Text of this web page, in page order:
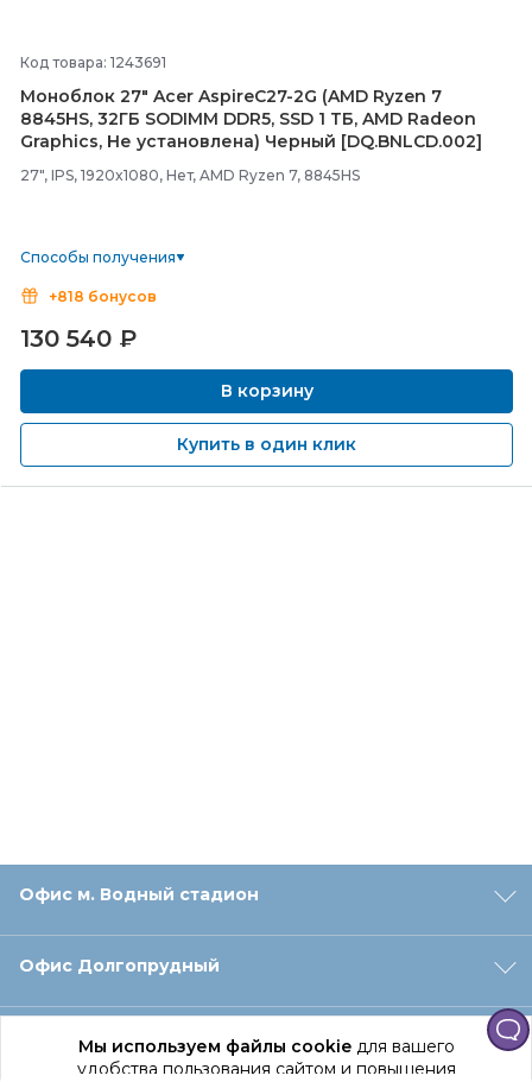
Мы используем файлы cookieдля вашего
удобства пользования сайтом и повышения
Код товара: 1243691
Моноблок 27" Acer AspireC27-2G (AMD Ryzen 7
8845HS, 32ГБ SODIMM DDR5, SSD 1 ТБ, AMD Radeon
Graphics, Не установлена) Черный [DQ.BNLCD.002]
27", IPS, 1920x1080, Нет, AMD Ryzen 7, 8845HS
Способы получения
+818 бонусов
130 540 ₽
В корзину
Купить в один клик
Офис м. Водный стадион
Офис Долгопрудный
Офис Санкт‑Петербург